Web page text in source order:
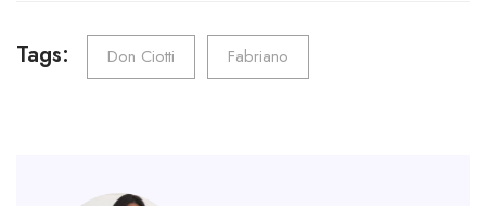
o
ok
tt
er
aile
n
ts
A
p
gr
a
m
Tags: Don Ciotti Fabriano